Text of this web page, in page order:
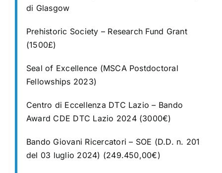
di Glasgow
Prehistoric Society – Research Fund Grant
(1500£)
Seal of Excellence (MSCA Postdoctoral
Fellowships 2023)
Centro di Eccellenza DTC Lazio – Bando
Award CDE DTC Lazio 2024 (3000€)
Bando Giovani Ricercatori – SOE (D.D. n. 201
del 03 luglio 2024) (249.450,00€)